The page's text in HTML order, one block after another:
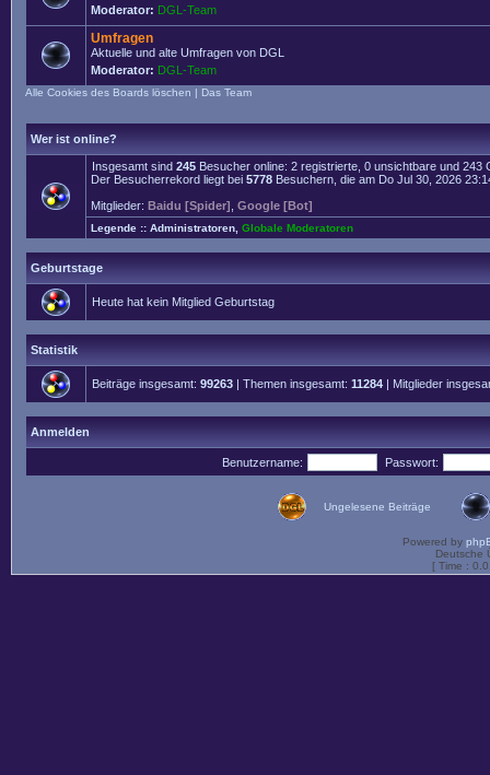
Moderator: DGL-Team
Umfragen
Aktuelle und alte Umfragen von DGL
Moderator: DGL-Team
Alle Cookies des Boards löschen | Das Team
Wer ist online?
Insgesamt sind 245 Besucher online: 2 registrierte, 0 unsichtbare und
Der Besucherrekord liegt bei 5778 Besuchern, die am Do Jul 30, 2026
Mitglieder: Baidu [Spider] Google [Bot]
Legende :: Administratoren Globale Moderatoren
Geburtstage
Heute hat kein Mitglied Geburtstag
Statistik
Beiträge insgesamt: 99263 | Themen insgesamt: 11284 | Mitglieder
Anmelden
Benutzername: Passwort:
Ungelesene Beiträge
Powered by
Deutsche
[ Time :